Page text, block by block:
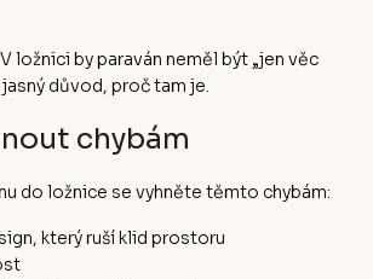
V ložnici by paraván neměl být „jen věc
důvod, proč tam je.
chybám
do ložnice se vyhněte těmto chybám:
který ruší klid prostoru